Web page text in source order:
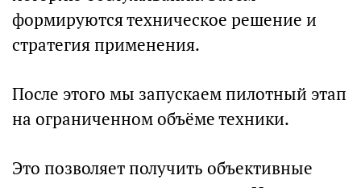
формируются техническое решение и
стратегия применения.
После этого мы запускаем пилотный этап
на ограниченном объёме техники.
Это позволяет получить объективные